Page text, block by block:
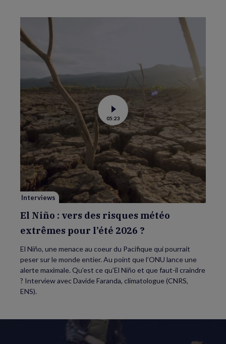
Voir
la
vidéo
de
El
:
vers
des
risques
météo
extrêmes
pour
l’été
2026
05:23
Interviews
El Niño : vers des risques météo
extrêmes pour l’été 2026 ?
El Niño, une menace au coeur du Pacifique qui pourrait
peser sur le monde entier. Au point que l’ONU lance une
alerte maximale. Qu’est ce qu’El Niño et que faut-il craindre
? Interview avec Davide Faranda, climatologue (CNRS,
ENS).